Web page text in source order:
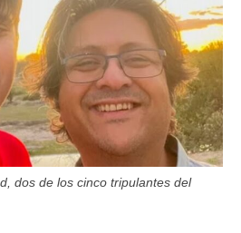
dos de los cinco tripulantes del